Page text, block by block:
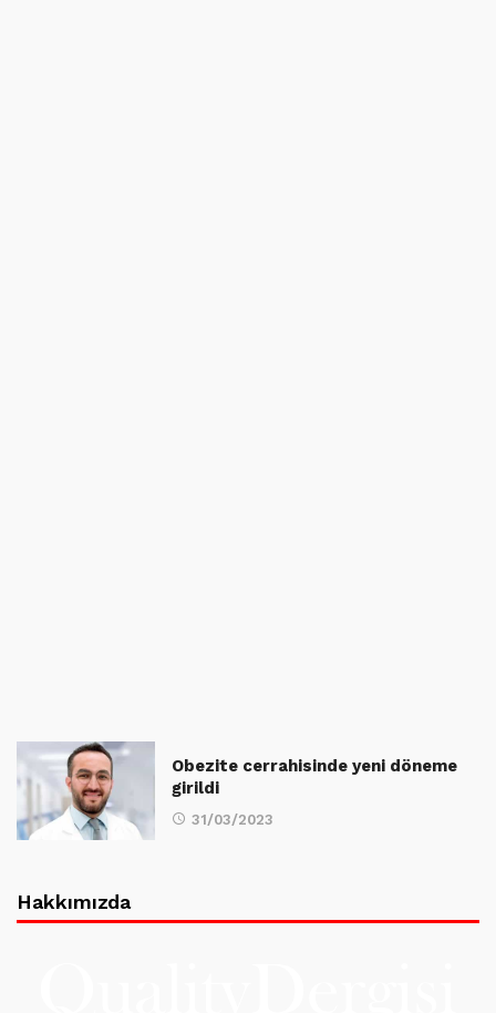
Obezite cerrahisinde yeni döneme
girildi
31/03/2023
Hakkımızda